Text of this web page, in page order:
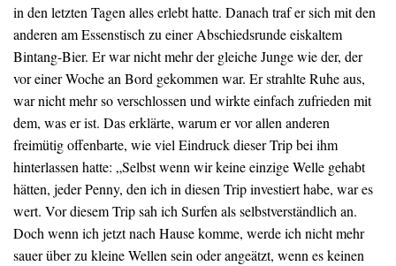
in den letzten Tagen alles erlebt hatte. Danach traf er sich mit den
anderen am Essenstisch zu einer Abschiedsrunde eiskaltem
Bintang-Bier. Er war nicht mehr der gleiche Junge wie der, der
vor einer Woche an Bord gekommen war. Er strahlte Ruhe aus,
war nicht mehr so verschlossen und wirkte einfach zufrieden mit
dem, was er ist. Das erklärte, warum er vor allen anderen
freimütig offenbarte, wie viel Eindruck dieser Trip bei ihm
hinterlassen hatte: „Selbst wenn wir keine einzige Welle gehabt
hätten, jeder Penny, den ich in diesen Trip investiert habe, war es
wert. Vor diesem Trip sah ich Surfen als selbstverständlich an.
Doch wenn ich jetzt nach Hause komme, werde ich nicht mehr
sauer über zu kleine Wellen sein oder angeätzt, wenn es keinen